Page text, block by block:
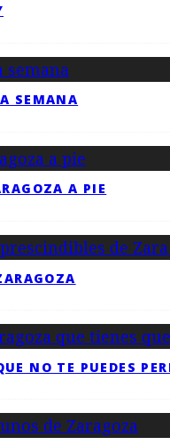
SEMANA
A PIE
NO TE PUEDES